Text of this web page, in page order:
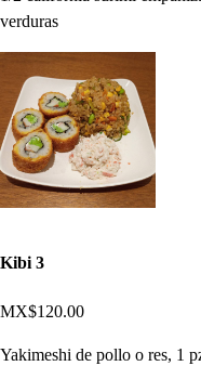
verduras
Kibi 3
MX$120.00
Yakimeshi de pollo o res, 1